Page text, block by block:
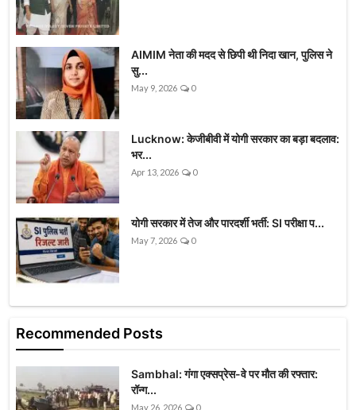
AIMIM नेता की मदद से छिपी थी निदा खान, पुलिस ने
सु...
May 9, 2026 0
Lucknow: केजीबीवी में योगी सरकार का बड़ा बदलाव:
भर...
Apr 13, 2026 0
योगी सरकार में तेज और पारदर्शी भर्ती: SI परीक्षा प...
May 7, 2026 0
Recommended Posts
Sambhal: गंगा एक्सप्रेस-वे पर मौत की रफ्तार:
रॉन्ग...
May 26, 2026 0